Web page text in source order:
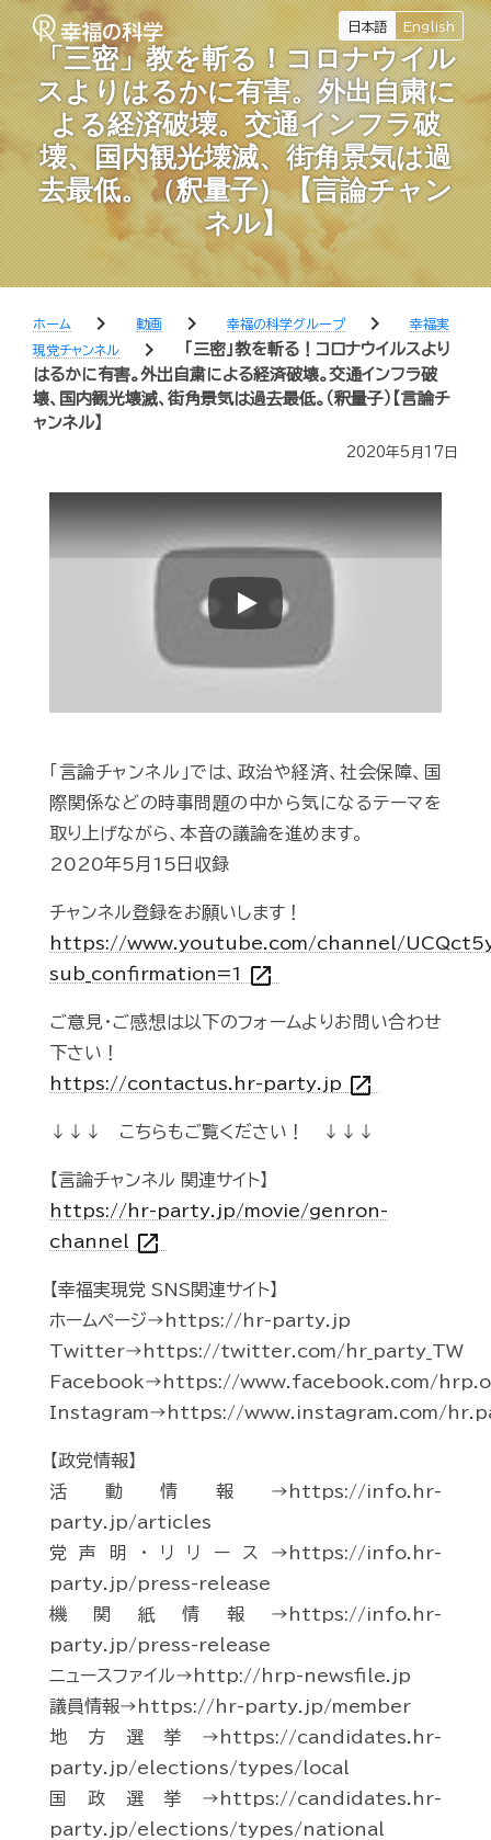
日本語 English
「三密」教を斬る！コロナウイル
スよりはるかに有害。外出自粛に
よる経済破壊。交通インフラ破
壊、国内観光壊滅、街角景気は過
去最低。（釈量子）【言論チャン
ネル】
ホーム chevron_right 動画 chevron_right 幸福の科学グループ chevron_right
幸福実
現党チャンネル
chevron_right
「三密」教を斬る！コロナウイルスより
はるかに有害。外出自粛による経済破壊。交通インフラ破
壊、国内観光壊滅、街角景気は過去最低。（釈量子）【言論チ
ャンネル】
2020年5月17日
Play
「言論チャンネル」では、政治や経済、社会保障、国
際関係などの時事問題の中から気になるテーマを
取り上げながら、本音の議論を進めます。
2020年5月15日収録
チャンネル登録をお願いします！
https://www.youtube.com/channel/
sub_confirmation=1 open_in_new
ご意見・ご感想は以下のフォームよりお問い合わせ
下さい！
https://contactus.hr-party.jp open_in_new
↓↓↓ こちらもご覧ください！ ↓↓↓
【言論チャンネル 関連サイト】
https://hr-party.jp/movie/genron-
channel open_in_new
【幸福実現党 SNS関連サイト】
ホームページ→https://hr-party.jp
Twitter→https://twitter.com/hr_party_TW
Facebook→https://www.facebook.com/
Instagram→https://www.instagram.com/
【政党情報】
活動情報→https://info.hr-
party.jp/articles
党声明・リリース→https://info.hr-
party.jp/press-release
機関紙情報→https://info.hr-
party.jp/press-release
ニュースファイル→http://hrp-newsfile.jp
議員情報→https://hr-party.jp/member
地方選挙→https://candidates.hr-
party.jp/elections/types/local
国政選挙→https://candidates.hr-
party.jp/elections/types/national